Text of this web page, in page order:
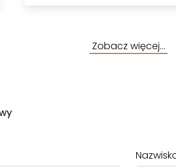
Zobacz więcej…